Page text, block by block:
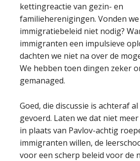
kettingreactie van gezin- en
familieherenigingen. Vonden
immigratiebeleid niet nodig?
immigranten een impulsieve
dachten we niet na over de
We hebben toen dingen zeker
gemanaged.
Goed, die discussie is achteraf
gevoerd. Laten we dat niet
in plaats van Pavlov-achtig
immigranten willen, de
voor een scherp beleid voor de